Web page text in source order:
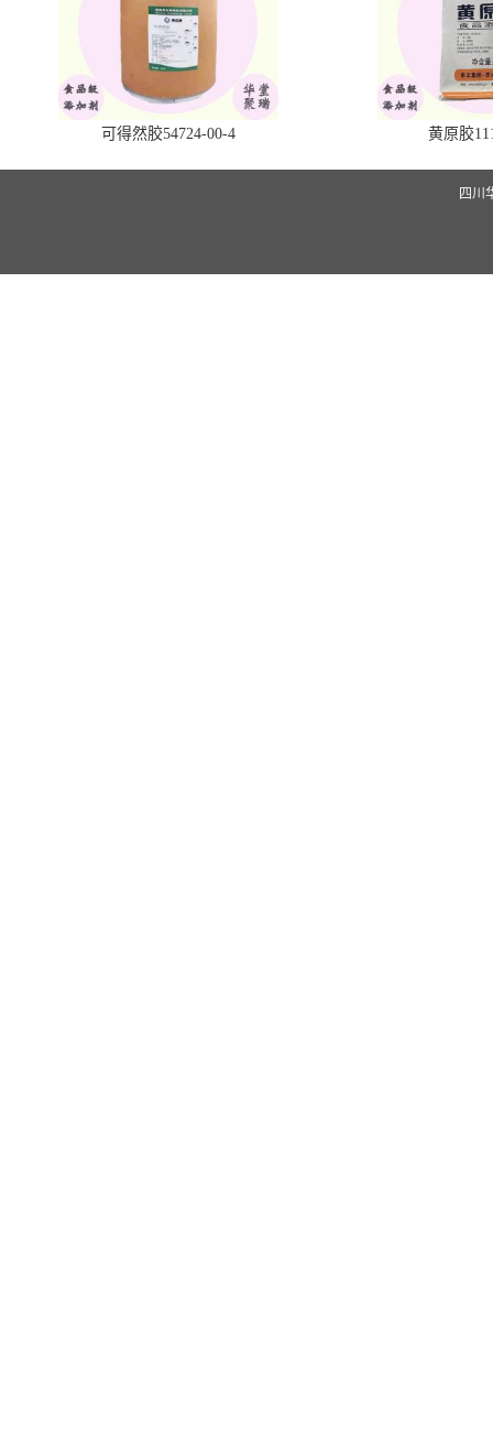
可得然胶54724-00-4 黄原胶
四川